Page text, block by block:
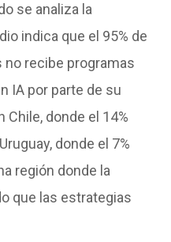
se analiza la
indica que el 95% de
no recibe programas
IA por parte de su
Chile, donde el 14%
donde el 7%
región donde la
que las estrategias